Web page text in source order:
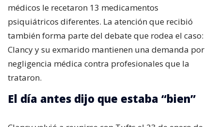
médicos le recetaron 13 medicamentos
psiquiátricos diferentes. La atención que recibió
también forma parte del debate que rodea el caso:
Clancy y su exmarido mantienen una demanda por
negligencia médica contra profesionales que la
trataron.
El día antes dijo que estaba “bien”